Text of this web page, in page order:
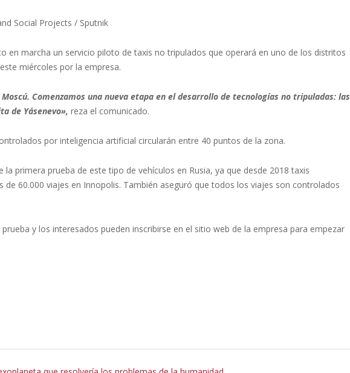
Social Projects / Sputnik
en marcha un servicio piloto de taxis no tripulados que operará en uno de los distritos
miércoles por la empresa.
Comenzamos una nueva etapa en el desarrollo de tecnologías no tripuladas: las
de Yásenevo», reza el comunicado.
por inteligencia artificial circularán entre 40 puntos de la zona.
primera prueba de este tipo de vehículos en Rusia, ya que desde 2018 taxis
60.000 viajes en Innopolis. También aseguró que todos los viajes son controlados
y los interesados pueden inscribirse en el sitio web de la empresa para empezar